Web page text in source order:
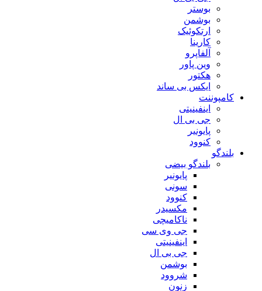
بوستر
بوشمن
ارتکوئیک
کارینا
آلفاپرو
وین پاور
هکتور
ایکس بی ساند
کامپوننت
اینفینیتی
جی بی ال
پایونیر
کنوود
بلندگو
بلندگو بیضی
پایونیر
سونی
کنوود
مکسیدر
ناکامیچی
جی وی سی
اینفینیتی
جی بی ال
بوشمن
شروود
زنون